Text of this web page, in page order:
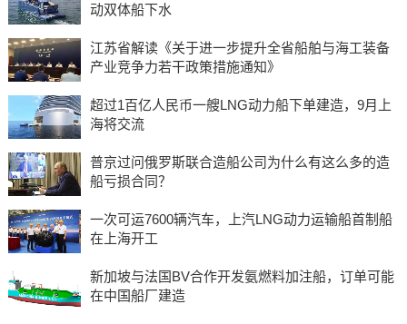
动双体船下水
江苏省解读《关于进一步提升全省船舶与海工装备
产业竞争力若干政策措施通知》
超过1百亿人民币一艘LNG动力船下单建造，9月上
海将交流
普京过问俄罗斯联合造船公司为什么有这么多的造
船亏损合同？
一次可运7600辆汽车，上汽LNG动力运输船首制船
在上海开工
新加坡与法国BV合作开发氨燃料加注船，订单可能
在中国船厂建造